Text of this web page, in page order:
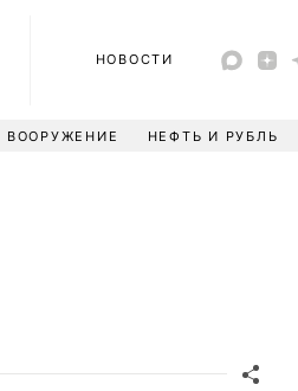
НОВОСТИ
ВООРУЖЕНИЕ НЕФТЬ И РУБЛЬ